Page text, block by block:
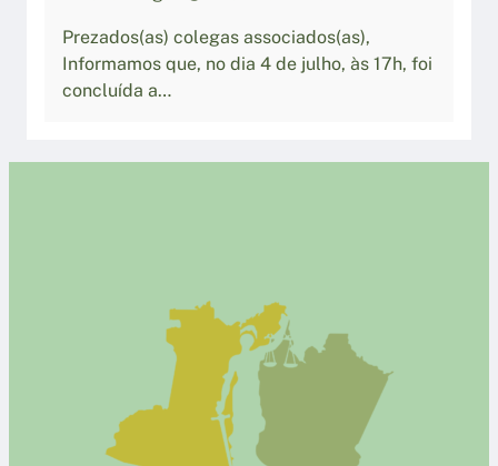
Prezados(as) colegas associados(as),
Informamos que, no dia 4 de julho, às 17h, foi
concluída a…